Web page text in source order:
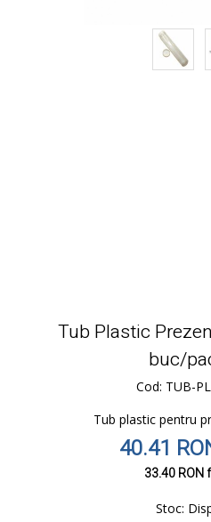
Tub Plastic
buc/
Cod: TUB-
Tub plastic pentru
40.41
33.40 RON
Stoc: